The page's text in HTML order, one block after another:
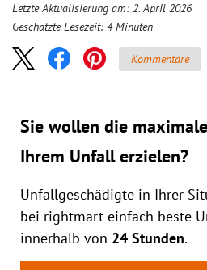
Letzte Aktualisierung am: 2. April 2026
Geschätzte Lesezeit: 4 Minuten
Kommentare
Sie wollen die
Ihrem Unfall erzielen?
Unfallgeschädigte in Ihrer
bei rightmart einfach beste
innerhalb von 24 Stunden.